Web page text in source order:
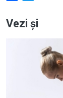
Vezi și